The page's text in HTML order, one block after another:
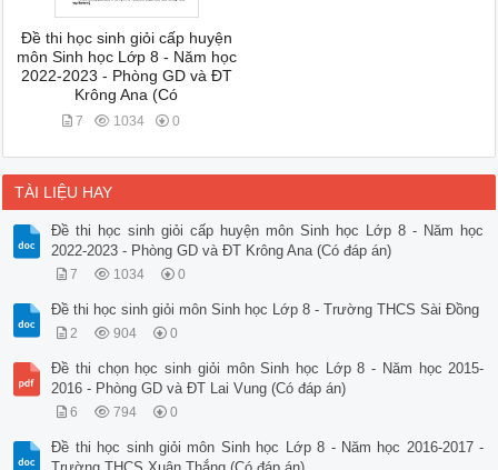
Đề thi học sinh giỏi cấp huyện
môn Sinh học Lớp 8 - Năm học
2022-2023 - Phòng GD và ĐT
Krông Ana (Có
7 1034 0
TÀI LIỆU HAY
Đề thi học sinh giỏi cấp huyện môn Sinh học Lớp 8 - Năm học
2022-2023 - Phòng GD và ĐT Krông Ana (Có đáp án)
7 1034 0
Đề thi học sinh giỏi môn Sinh học Lớp 8 - Trường THCS Sài Đồng
2 904 0
Đề thi chọn học sinh giỏi môn Sinh học Lớp 8 - Năm học 2015-
2016 - Phòng GD và ĐT Lai Vung (Có đáp án)
6 794 0
Đề thi học sinh giỏi môn Sinh học Lớp 8 - Năm học 2016-2017 -